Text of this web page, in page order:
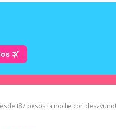
187 pesos la noche con desayuno!